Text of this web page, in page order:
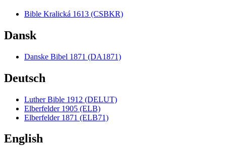
Bible Kralická 1613 (CSBKR)
Dansk
Danske Bibel 1871 (DA1871)
Deutsch
Luther Bible 1912 (DELUT)
Elberfelder 1905 (ELB)
Elberfelder 1871 (ELB71)
English